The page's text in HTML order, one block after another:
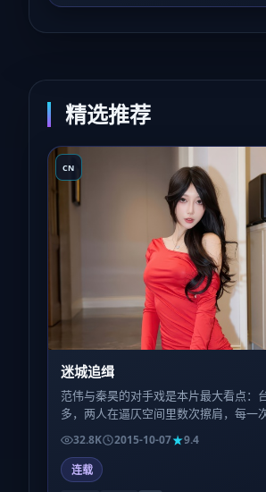
精选推荐
CN
迷城追缉
范伟与秦昊的对手戏是本片最大看点：
多，两人在逼仄空间里数次擦肩，每一
称量「信任还剩几克」。
32.8K 2015-10-07
9.4
连载